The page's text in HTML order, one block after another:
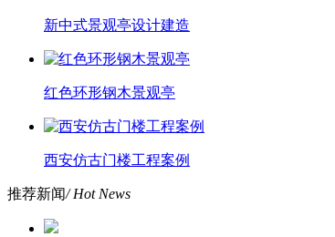
新中式景观亭设计建造
红色环形钢木景观亭
西安仿古门楼工程案例
推荐新闻/ Hot News